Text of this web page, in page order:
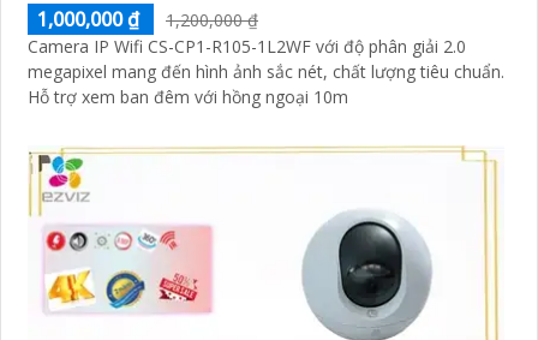
1,000,000 ₫
1,200,000 ₫
Camera IP Wifi CS-CP1-R105-1L2WF với độ phân giải 2.0
megapixel mang đến hình ảnh sắc nét, chất lượng tiêu chuẩn.
Hỗ trợ xem ban đêm với hồng ngoại 10m